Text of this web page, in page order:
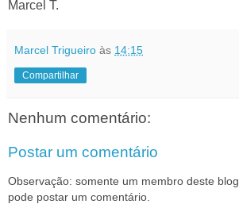
Marcel T.
Marcel Trigueiro às 14:15
Compartilhar
Nenhum comentário:
Postar um comentário
Observação: somente um membro deste blog
pode postar um comentário.